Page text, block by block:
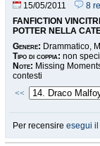
15/05/2011
8
FANFICTION
POTTER NELLA
Genere: Drammatico,
Tipo di coppia: non
Note: Missing
contesti
<<
Per recensire esegui il